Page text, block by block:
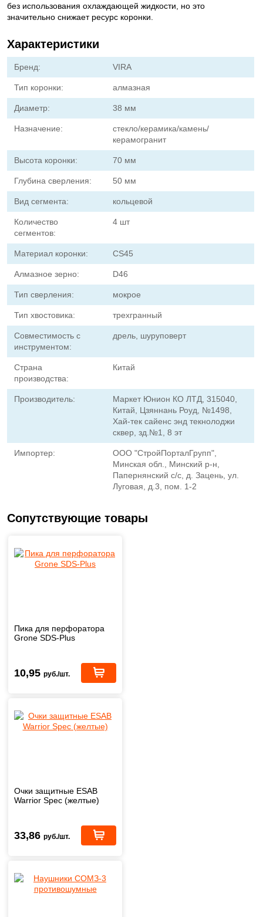
без использования охлаждающей жидкости, но это
значительно снижает ресурс коронки.
Характеристики
Бренд: VIRA
Тип коронки: алмазная
Диаметр: 38 мм
Назначение:
стекло/керамика/камень/
керамогранит
Высота коронки: 70 мм
Глубина сверления: 50 мм
Вид сегмента: кольцевой
Количество
сегментов:
4 шт
Материал коронки: СS45
Алмазное зерно: D46
Тип сверления: мокрое
Тип хвостовика: трехгранный
Совместимость с
инструментом:
дрель, шуруповерт
Страна
производства:
Китай
Производитель:
Маркет Юнион КО ЛТД, 315040,
Китай, Цзяннань Роуд, №1498,
Хай-тек сайенс энд текнолоджи
сквер, зд.№1, 8 эт
Импортер:
ООО "СтройПорталГрупп",
Минская обл., Минский р-н,
Папернянский с/с, д. Зацень, ул.
Луговая, д.3, пом. 1-2
Сопутствующие товары
Пика для перфоратора
Grone SDS-Plus
10,95 руб./шт.
Очки защитные ESAB
Warrior Spec (желтые)
33,86 руб./шт.